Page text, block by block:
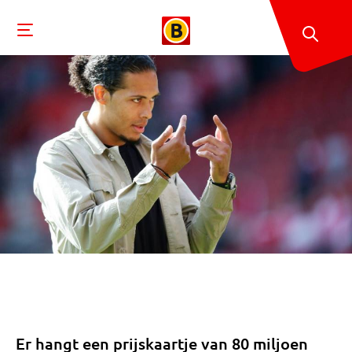
Er hangt een prijskaartje van 80 miljoen